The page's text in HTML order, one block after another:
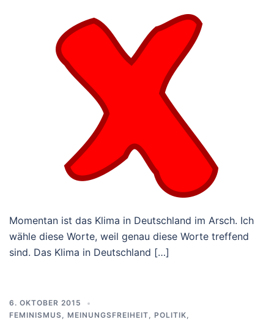
Momentan ist das Klima in Deutschland im Arsch. Ich
wähle diese Worte, weil genau diese Worte treffend
sind. Das Klima in Deutschland […]
6. OKTOBER 2015
FEMINISMUS, MEINUNGSFREIHEIT, POLITIK,